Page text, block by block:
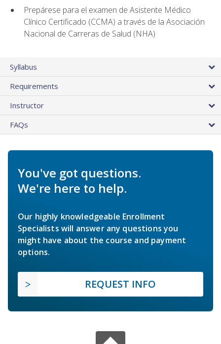
Prepárese para el examen de Asistente Médico
Clínico Certificado (CCMA) a través de la Asociación
Nacional de Carreras de Salud (NHA)
Syllabus
Requirements
Instructor
FAQs
You've got questions.
We're here to help.
Our highly knowledgeable Enrollment
Specialists will answer any questions you
might have about the course and payment
options.
REQUEST INFO